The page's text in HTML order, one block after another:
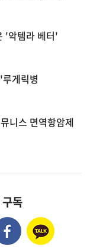
'악템라 베터'
게릭병
니스 면역항암제
독